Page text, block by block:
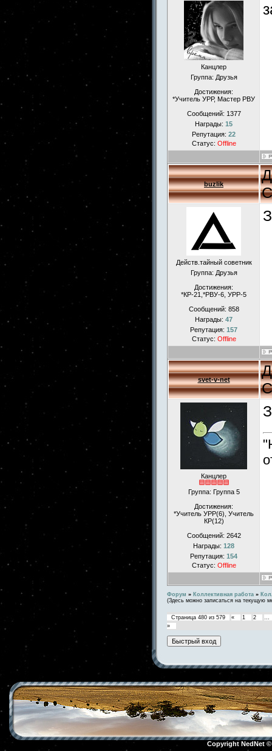
Канцлер
Группа: Друзья
Достижения:
*Учитель УРР, Мастер РВУ
Сообщений: 1377
Награды: 15
Репутация: 22
Статус: Offline
buzlik
Действ.тайный советник
Группа: Друзья
Достижения:
*КР-21,*РВУ-6, УРР-5
Сообщений: 858
Награды: 47
Репутация: 157
Статус: Offline
svet-v-net
Канцлер
Группа: Группа 5
Достижения:
*Учитель УРР(6), Учитель
КР(12)
Сообщений: 2642
Награды: 128
Репутация: 154
Статус: Offline
Форум » Коллективная работа »
(Здесь можно записаться на текущую
Страница 480 из 579 « 1 2
…
»
Copyright NedNet